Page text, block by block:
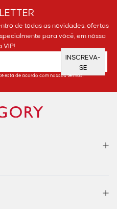
de todas as novidades, ofertas
para você, em nossa
VIP!
INSCREVA-
SE
está de acordo com nossos termos.